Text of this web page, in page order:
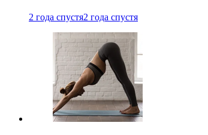
2 года спустя2 года спустя